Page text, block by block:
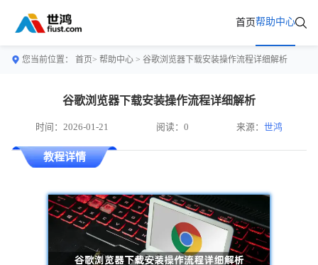
首页帮助中心
您当前位置： 首页> 帮助中心 > 谷歌浏览器下载安装操作流程详细解析
谷歌浏览器下载安装操作流程详细解析
时间：2026-01-21 阅读：0 来源：世鸿
教程详情